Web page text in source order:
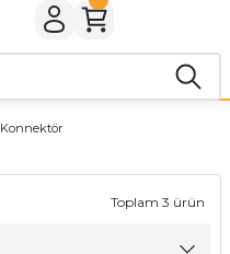
Konnektör
Toplam 3 ürün